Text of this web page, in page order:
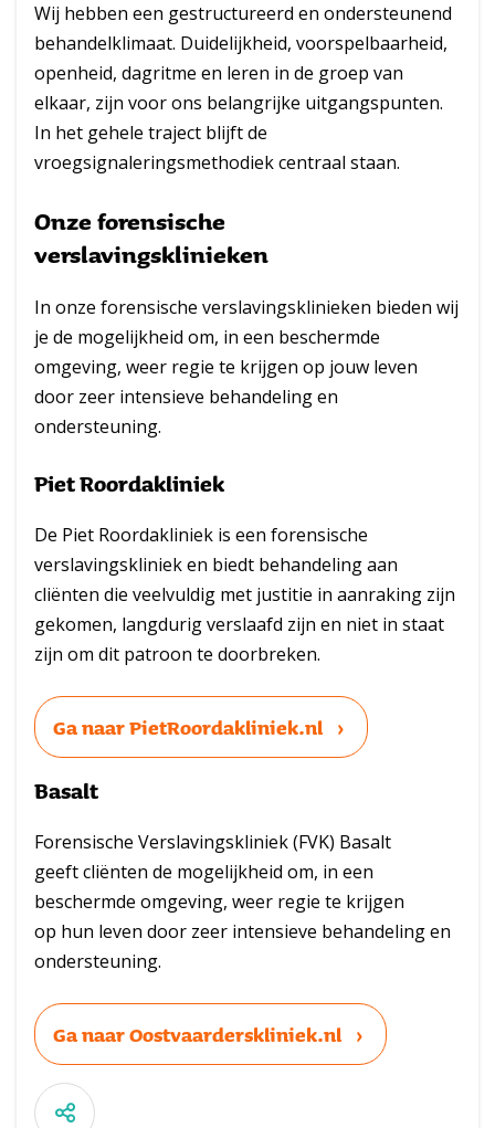
Wij hebben een gestructureerd en ondersteunend
behandelklimaat. Duidelijkheid, voorspelbaarheid,
openheid, dagritme en leren in de groep van
elkaar, zijn voor ons belangrijke uitgangspunten.
In het gehele traject blijft de
vroegsignaleringsmethodiek centraal staan.
Onze forensische
verslavingsklinieken
In onze forensische verslavingsklinieken bieden wij
je de mogelijkheid om, in een beschermde
omgeving, weer regie te krijgen op jouw leven
door zeer intensieve behandeling en
ondersteuning.
Piet Roordakliniek
De Piet Roordakliniek is een forensische
verslavingskliniek en biedt behandeling aan
cliënten die veelvuldig met justitie in aanraking zijn
gekomen, langdurig verslaafd zijn en niet in staat
zijn om dit patroon te doorbreken.
Ga naar PietRoordakliniek.nl
Basalt
Forensische Verslavingskliniek (FVK) Basalt
geeft cliënten de mogelijkheid om, in een
beschermde omgeving, weer regie te krijgen
op hun leven door zeer intensieve behandeling en
ondersteuning.
Ga naar Oostvaarderskliniek.nl